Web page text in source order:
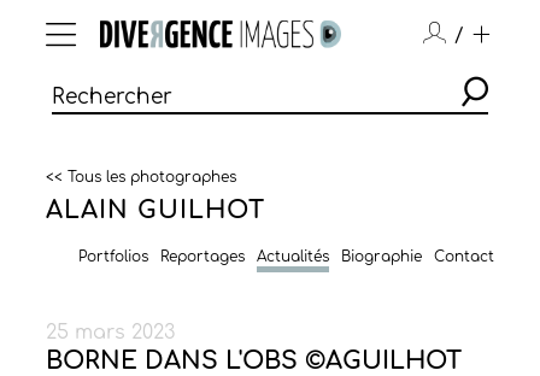
/
<< Tous les photographes
ALAIN GUILHOT
Portfolios Reportages Actualités Biographie Contact
25 mars 2023
BORNE DANS L'OBS ©AGUILHOT